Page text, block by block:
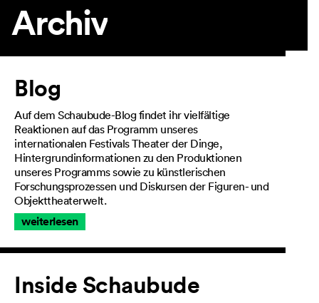
Archiv
Artikel
Blog
Auf dem Schaubude-Blog findet ihr vielfältige
Reaktionen auf das Programm unseres
internationalen Festivals Theater der Dinge,
Hintergrundinformationen zu den Produktionen
unseres Programms sowie zu künstlerischen
Forschungsprozessen und Diskursen der Figuren- und
Objekttheaterwelt.
weiterlesen
Inside Schaubude